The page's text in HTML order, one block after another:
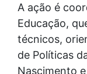
A ação é
Educação,
técnicos,
de Políticas
Nascimento